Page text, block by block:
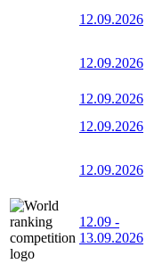
12.09.2026
12.09.2026
12.09.2026
12.09.2026
12.09.2026
12.09 -
13.09.2026